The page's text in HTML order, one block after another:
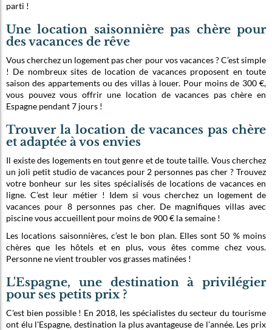
parti !
Une location saisonnière pas chère pour
des vacances de rêve
Vous cherchez un logement pas cher pour vos vacances ? C’est simple
! De nombreux sites de location de vacances proposent en toute
saison des appartements ou des villas à louer. Pour moins de 300 €,
vous pouvez vous offrir une location de vacances pas chère en
Espagne pendant 7 jours !
Trouver la location de vacances pas chère
et adaptée à vos envies
Il existe des logements en tout genre et de toute taille. Vous cherchez
un joli petit studio de vacances pour 2 personnes pas cher ? Trouvez
votre bonheur sur les sites spécialisés de locations de vacances en
ligne. C’est leur métier ! Idem si vous cherchez un logement de
vacances pour 8 personnes pas cher. De magnifiques villas avec
piscine vous accueillent pour moins de 900 € la semaine !
Les locations saisonnières, c’est le bon plan. Elles sont 50 % moins
chères que les hôtels et en plus, vous êtes comme chez vous.
Personne ne vient troubler vos grasses matinées !
L'Espagne, une destination à privilégier
pour ses petits prix ?
C'est bien possible ! En 2018, les spécialistes du secteur du tourisme
ont élu l'Espagne, destination la plus avantageuse de l'année. Les prix